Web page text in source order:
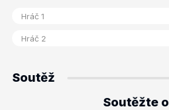
Soutěž
Soutěžte o